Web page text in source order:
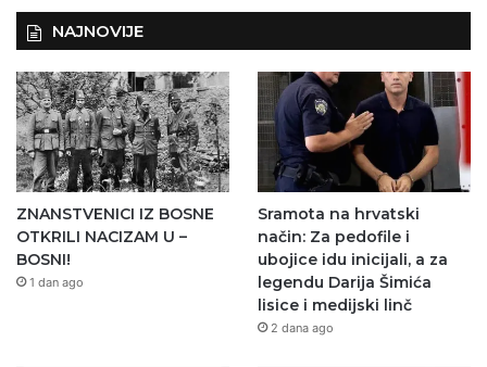
NAJNOVIJE
ZNANSTVENICI IZ BOSNE
OTKRILI NACIZAM U –
BOSNI!
1 dan ago
Sramota na hrvatski
način: Za pedofile i
ubojice idu inicijali, a za
legendu Darija Šimića
lisice i medijski linč
2 dana ago